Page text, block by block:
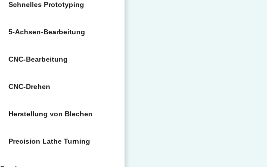
Schnelles Prototyping
5-Achsen-Bearbeitung
CNC-Bearbeitung
CNC-Drehen
Herstellung von Blechen
Precision Lathe Turning